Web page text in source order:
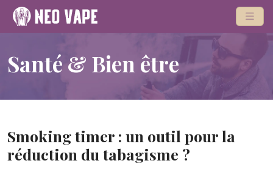
Santé & Bien être
Smoking timer : un outil pour la
réduction du tabagisme ?